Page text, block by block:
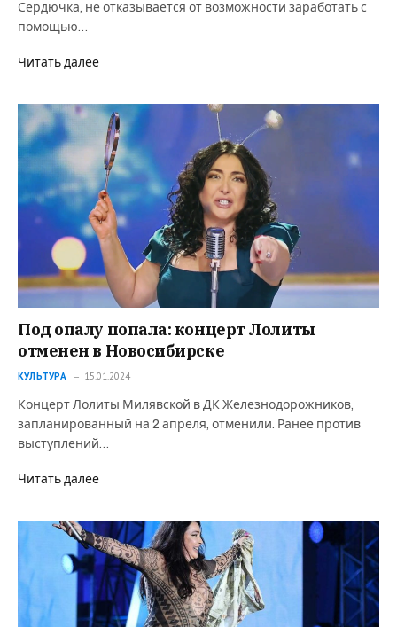
Сердючка, не отказывается от возможности заработать с
помощью…
Читать далее
Под опалу попала: концерт Лолиты
отменен в Новосибирске
КУЛЬТУРА 15.01.2024
Концерт Лолиты Милявской в ДК Железнодорожников,
запланированный на 2 апреля, отменили. Ранее против
выступлений…
Читать далее